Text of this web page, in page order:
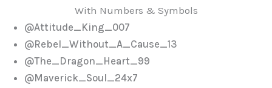
With Numbers & Symbols
@Attitude_King_007
@Rebel_Without_A_Cause_13
@The_Dragon_Heart_99
@Maverick_Soul_24x7